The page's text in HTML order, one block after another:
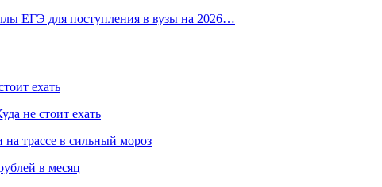
ЕГЭ для поступления в вузы на 2026…
ехать
не стоит ехать
на трассе в сильный мороз
в месяц